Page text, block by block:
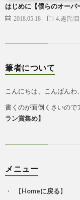
はじめに【僕らのオーバ
2018.05.18 4.趣旨/
筆者について
こんにちは、こんばんわ
書くのが面倒くさいの
ラン賞集め】
メニュー
【Homeに戻る】